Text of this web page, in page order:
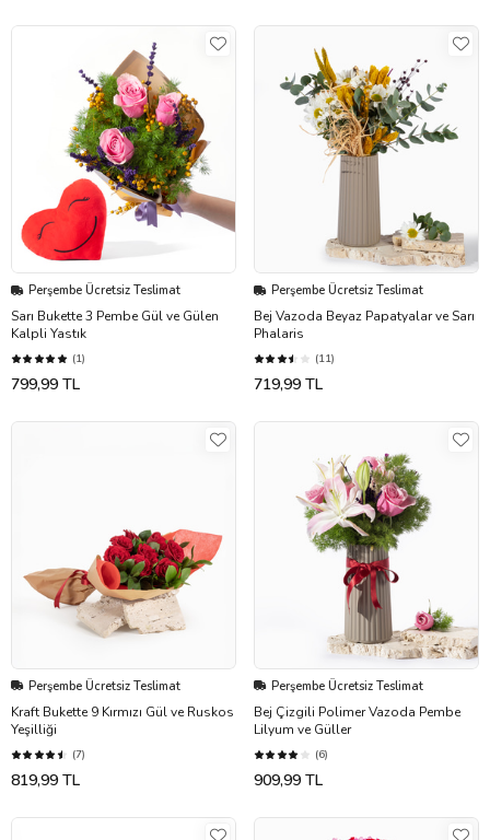
Perşembe Ücretsiz Teslimat
Sarı Bukette 3 Pembe Gül ve Gülen
Kalpli Yastık
(1)
799,99 TL
Perşembe Ücretsiz Teslimat
Bej Vazoda Beyaz Papatyalar ve Sarı
Phalaris
(11)
719,99 TL
Perşembe Ücretsiz Teslimat
Kraft Bukette 9 Kırmızı Gül ve Ruskos
Yeşilliği
(7)
819,99 TL
Perşembe Ücretsiz Teslimat
Bej Çizgili Polimer Vazoda Pembe
Lilyum ve Güller
(6)
909,99 TL